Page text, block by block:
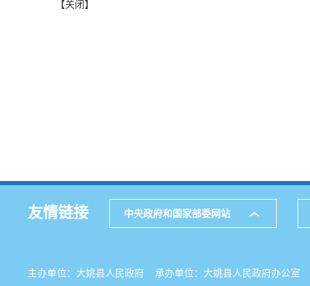
【关闭】
友情链接 中央政府和国家部委网站
主办单位：大姚县人民政府 承办单位：大姚县人民政府办公